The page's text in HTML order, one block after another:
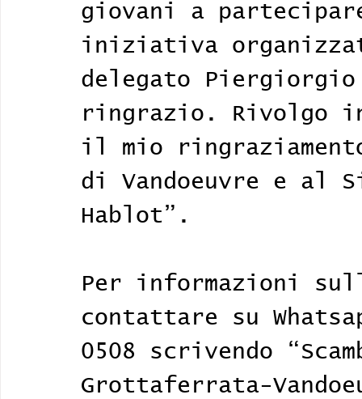
giovani a
iniziativa
delegato
ringrazio. Rivolgo
il mio
di Vandoeuvre e al
Hablot”.
Per informazioni
contattare su
0508 scrivendo
Grottaferrata-